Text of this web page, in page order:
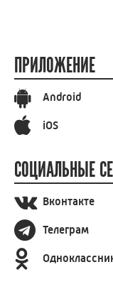
ПРИЛОЖЕНИЕ
Android
iOS
СОЦИАЛЬНЫЕ
Вконтакте
Телеграм